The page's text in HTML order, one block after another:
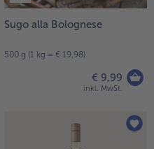
Sugo alla Bolognese
500 g (1 kg = € 19,98)
€ 9,99
inkl. MwSt.